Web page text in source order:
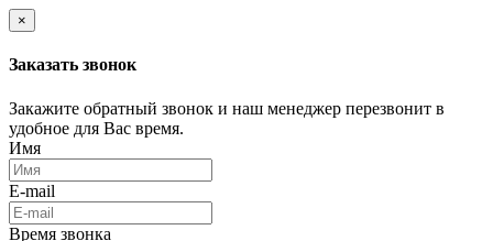
×
Заказать звонок
Закажите обратный звонок и наш менеджер перезвонит в
удобное для Вас время.
Имя
E-mail
Время звонка